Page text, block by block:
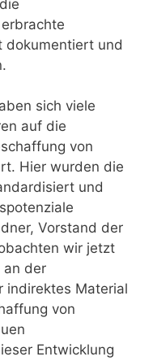
dokumentiert und
sich viele
auf die
von
Hier wurden die
und
Vorstand der
wir jetzt
an der
indirektes Material
von
Entwicklung